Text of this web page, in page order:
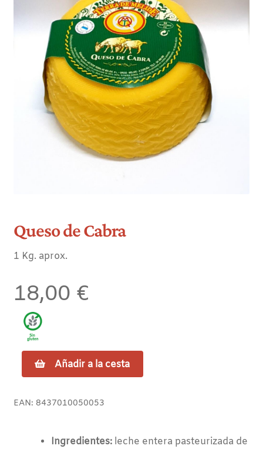
Queso de Cabra
1 Kg. aprox.
18,00 €
Queso
cantidad
Añadir a la cesta
EAN: 8437010050053
Ingredientes:leche entera pasteurizada de